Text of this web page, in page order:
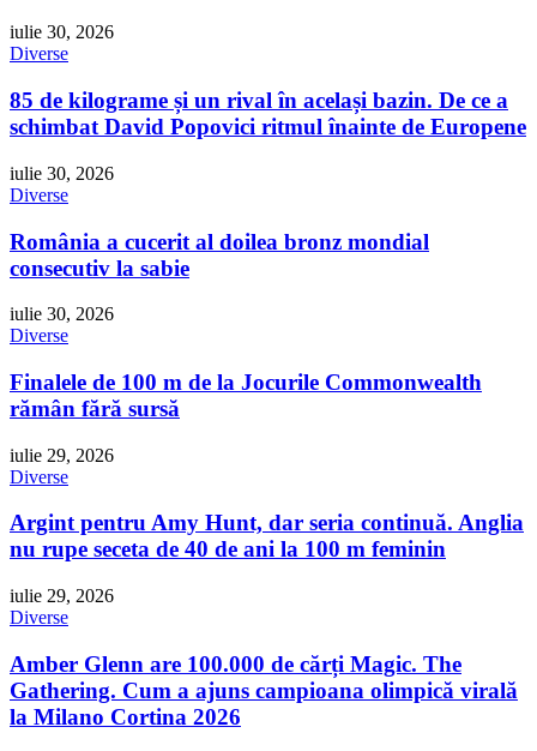
iulie 30, 2026
Diverse
85 de kilograme și un rival în același bazin. De ce a
schimbat David Popovici ritmul înainte de Europene
iulie 30, 2026
Diverse
România a cucerit al doilea bronz mondial
consecutiv la sabie
iulie 30, 2026
Diverse
Finalele de 100 m de la Jocurile Commonwealth
rămân fără sursă
iulie 29, 2026
Diverse
Argint pentru Amy Hunt, dar seria continuă. Anglia
nu rupe seceta de 40 de ani la 100 m feminin
iulie 29, 2026
Diverse
Amber Glenn are 100.000 de cărți Magic. The
Gathering. Cum a ajuns campioana olimpică virală
la Milano Cortina 2026